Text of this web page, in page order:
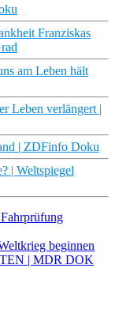
Franziskas
am Leben hält
Leben verlängert |
| ZDFinfo Doku
| Weltspiegel
beginnen
| MDR DOK